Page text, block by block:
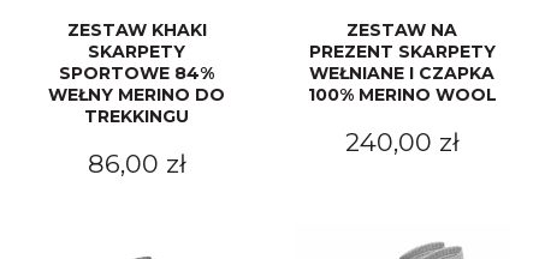
ZESTAW KHAKI
SKARPETY
SPORTOWE 84%
WEŁNY MERINO DO
TREKKINGU
86,00 zł
ZESTAW NA
PREZENT SKARPETY
WEŁNIANE I CZAPKA
100% MERINO WOOL
240,00 zł